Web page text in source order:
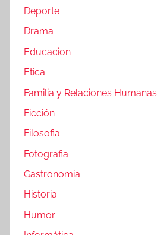
Deporte
Drama
Educacion
Etica
Familia y Relaciones Humanas
Ficción
Filosofia
Fotografia
Gastronomia
Historia
Humor